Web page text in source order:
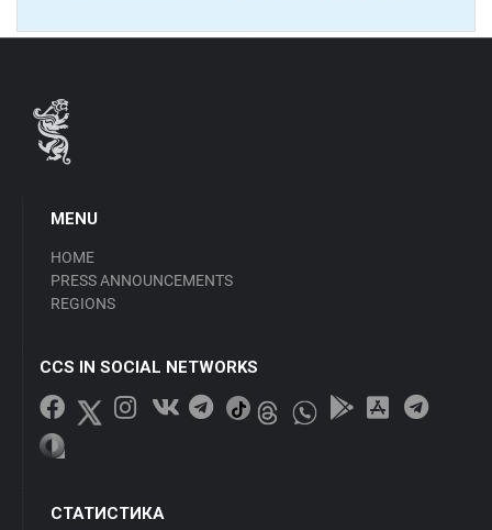
MENU
HOME
PRESS ANNOUNCEMENTS
REGIONS
CCS IN SOCIAL NETWORKS
СТАТИСТИКА